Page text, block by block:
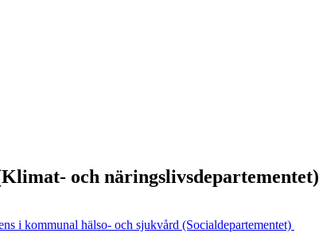
och näringslivsdepartementet)
i kommunal hälso- och sjukvård (Socialdepartementet)